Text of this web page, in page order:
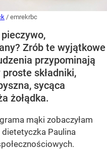
/ emrekrbc
Zrób te wyjątkowe
przypominają
składniki,
sycąca
żołądka.
mąki zobaczyłam
Paulina